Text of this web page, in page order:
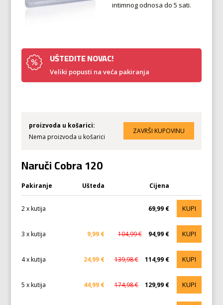
intimnog odnosa do 5 sati.
UŠTEDITE NOVAC!
Veliki popusti na veća pakiranja
proizvoda u košarici:
Nema proizvoda u košarici
Naruči Cobra 120
Pakiranje Ušteda Cijena
2 x kutija 69,99 € KUPI
3 x kutija 9,99 € 104,99 € 94,99 € KUPI
4 x kutija 24,99 € 139,98 € 114,99 € KUPI
5 x kutija 44,99 € 174,98 € 129,99 € KUPI